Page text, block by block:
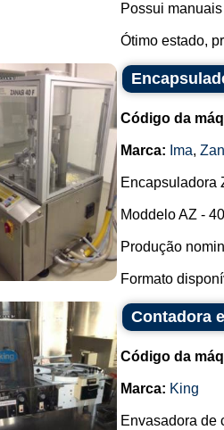
Possui
Ótimo estado,
Código da
Marca: Ima,
Encapsuladora
Moddelo AZ -
Produção
Formato
Contadora
Código da
Marca: King
Envasadora de